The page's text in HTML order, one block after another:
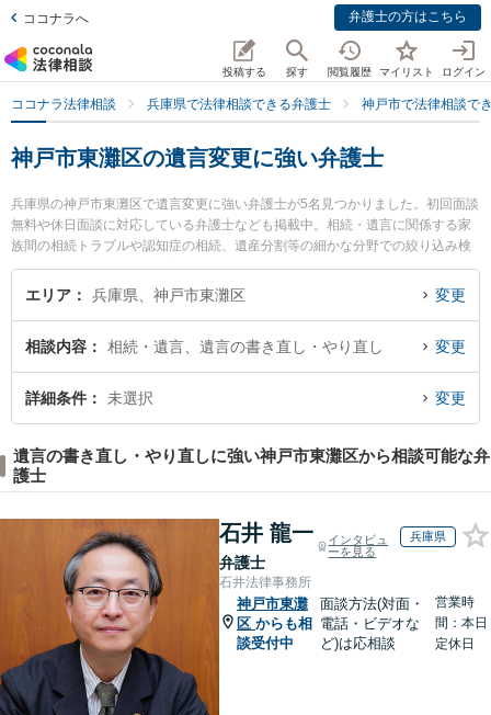
ココナラへ 弁護士の方はこちら
投稿する 探す 閲覧履歴 マイリスト ログイン
ココナラ法律相談 兵庫県で法律相談できる弁護士 神戸市で法律相談で
神戸市東灘区の遺言変更に強い弁護士
兵庫県の神戸市東灘区で遺言変更に強い弁護士が5名見つかりました。初回面談
無料や休日面談に対応している弁護士なども掲載中。相続・遺言に関係する家
族間の相続トラブルや認知症の相続、遺産分割等の細かな分野での絞り込み検
索もでき便利です。特に力新堂法律事務所の茅根 豪弁護士や山の手法律事務所
の木島 裕介弁護士、力新堂法律事務所の伊藤 英明弁護士のプロフィール情報や
ブル解決の実績豊富な近くの弁護士を検索したい』『初回相談無料で遺言変更
を法律相談できる神戸市東灘区内の弁護士に相談予約したい』などでお困りの
相談者さんにおすすめです。
エリア 兵庫県、神戸市東灘区 変更
相談内容 相続・遺言、遺言の書き直し・やり直し 変更
詳細条件 未選択 変更
遺言の書き直し・やり直しに強い神戸市東灘区から相談可能な弁
護士
石井 龍一
弁護士
インタビュ
ーを見る
兵庫県
石井法律事務所
神戸市東灘
区 からも相
談受付中
面談方法(対面・
電話・ビデオな
ど)は応相談
営業時
間：本日
定休日